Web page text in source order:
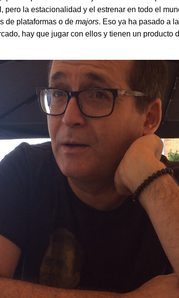
pero la estacionalidad y el estrenar en todo el
de plataformas o demajors. Eso ya ha pasado a
hay que jugar con ellos y tienen un producto